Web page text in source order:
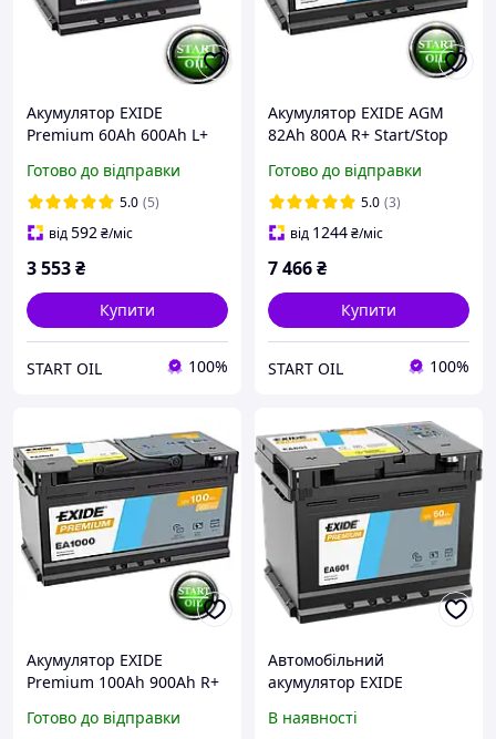
Акумулятор EXIDE
Premium 60Аh 600Ah L+
Готово до відправки
5.0 (5)
від592₴/міс
3 553₴
Купити
START OIL 100%
Акумулятор EXIDE AGM
82Аh 800A R+ Start/Stop
Готово до відправки
5.0 (3)
від 1244₴/міс
7 466₴
Купити
START OIL 100%
Акумулятор EXIDE
Premium 100Аh 900Ah R+
Готово до відправки
Автомобільний
акумулятор EXIDE
600A L+
В наявності